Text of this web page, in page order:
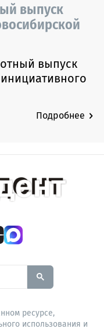
выпуск
выпуск
Подробнее
site, enter a
ресурсе,
использования и